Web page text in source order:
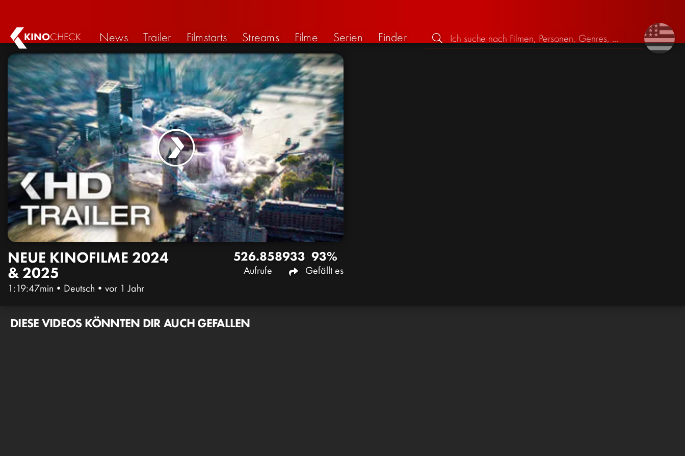
KINOCHECK News Trailer Filmstarts Streams Filme Serien Finder
NEUE KINOFILME 2024
& 2025
1:19:47min • Deutsch • vor 1 Jahr
526.858
Aufrufe
933 93%
Gefällt es
DIESE VIDEOS KÖNNTEN DIR AUCH GEFALLEN